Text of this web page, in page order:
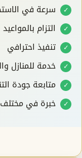
سرعة في
التزام بالمواعيد
تنفيذ احترافي
خدمة للمنازل
متابعة جودة
خبرة في مختلف